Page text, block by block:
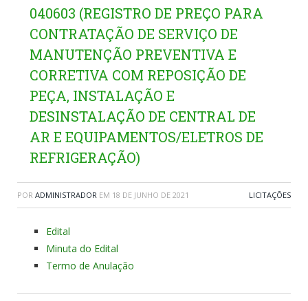
040603 (REGISTRO DE PREÇO PARA
CONTRATAÇÃO DE SERVIÇO DE
MANUTENÇÃO PREVENTIVA E
CORRETIVA COM REPOSIÇÃO DE
PEÇA, INSTALAÇÃO E
DESINSTALAÇÃO DE CENTRAL DE
AR E EQUIPAMENTOS/ELETROS DE
REFRIGERAÇÃO)
POR ADMINISTRADOR EM 18 DE JUNHO DE 2021 LICITAÇÕES
Edital
Minuta do Edital
Termo de Anulação